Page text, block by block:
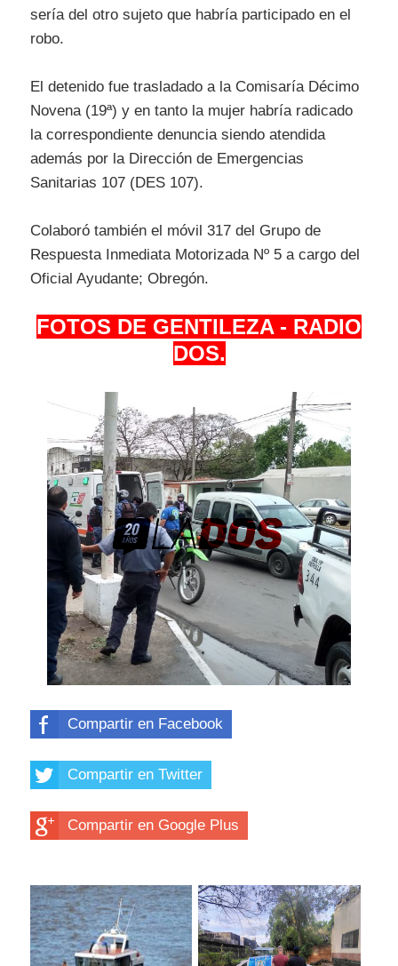
sería del otro sujeto que habría participado en el
robo.
El detenido fue trasladado a la Comisaría Décimo
Novena (19ª) y en tanto la mujer habría radicado
la correspondiente denuncia siendo atendida
además por la Dirección de Emergencias
Sanitarias 107 (DES 107).
Colaboró también el móvil 317 del Grupo de
Respuesta Inmediata Motorizada Nº 5 a cargo del
Oficial Ayudante; Obregón.
FOTOS DE GENTILEZA - RADIO
DOS.
Compartir en Facebook
Compartir en Twitter
Compartir en Google Plus